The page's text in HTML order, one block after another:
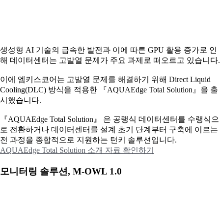
생성형 AI 기술의 급속한 발전과 이에 따른 GPU 활용 증가로 인
해 데이터센터는 고발열 문제가 주요 과제로 떠오르고 있습니다.
이에 엠키스코어는 고발열 문제를 해결하기 위해 Direct Liquid
Cooling(DLC) 방식을 적용한 『AQUAEdge Total Solution』을 출
시했습니다.
『AQUAEdge Total Solution』 은 공랭식 데이터센터를 수랭식으
로 전환하거나 데이터센터를 설계 초기 단계부터 구축에 이르는
전 과정을 종합적으로 지원하는 턴키 솔루션입니다.
AQUAEdge Total Solution 소개 자료 확인하기
모니터링 솔루션, M-OWL 1.0